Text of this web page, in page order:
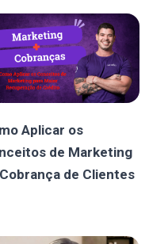
Aplicar os
de Marketing
de Clientes